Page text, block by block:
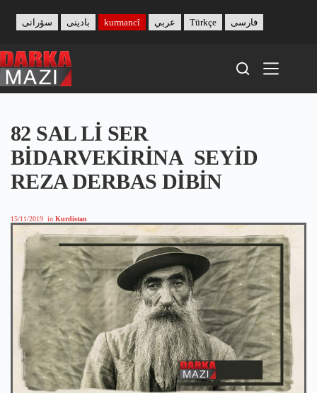
content
بادینی سۆرانی kurmancî عربي Türkçe فارسی
82 SAL Lİ SER
BİDARVEKİRİNA SEYİD
REZA DERBAS DİBİN
15/11/2019 in Kurdistan